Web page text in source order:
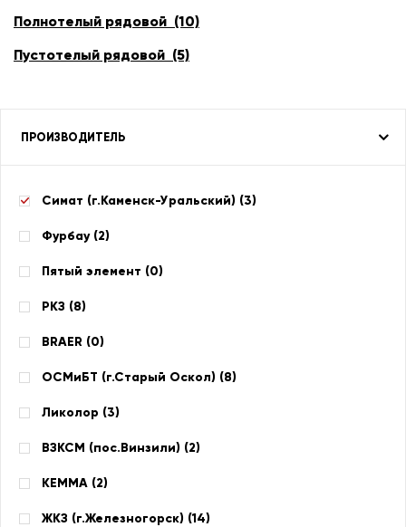
Полнотелый рядовой (10)
Пустотелый рядовой (5)
ПРОИЗВОДИТЕЛЬ
Симат (г.Каменск-Уральский) (3)
Фурбау (2)
Пятый элемент (0)
РКЗ (8)
BRAER (0)
ОСМиБТ (г.Старый Оскол) (8)
Ликолор (3)
ВЗКСМ (пос.Винзили) (2)
КЕММА (2)
ЖКЗ (г.Железногорск) (14)